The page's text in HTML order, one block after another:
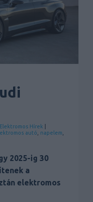
Elektromos Hírek
autó napelem
2025-ig 30
a
elektromos